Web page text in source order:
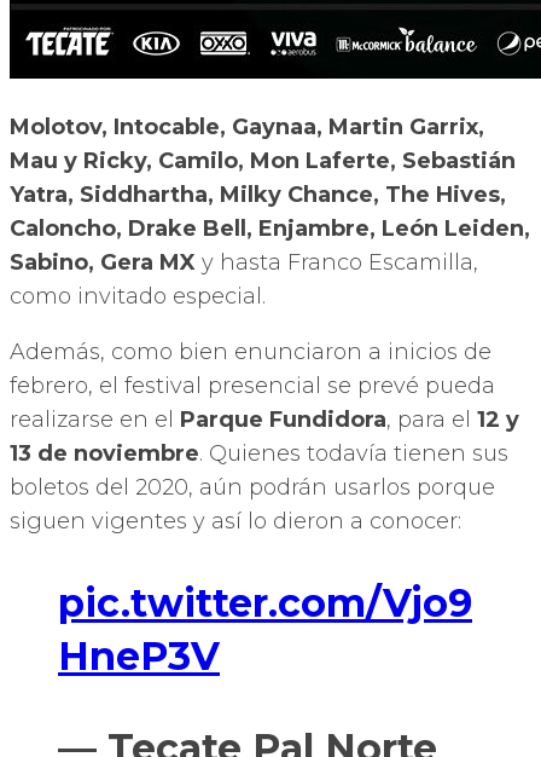
Molotov, Intocable, Gaynaa, Martin Garrix,
Mau y Ricky, Camilo, Mon Laferte, Sebastián
Yatra, Siddhartha, Milky Chance, The Hives,
Caloncho, Drake Bell, Enjambre, León Leiden,
Sabino, Gera MX y hasta Franco Escamilla,
como invitado especial.
Además, como bien enunciaron a inicios de
febrero, el festival presencial se prevé pueda
realizarse en el Parque Fundidora, para el 12 y
13 de noviembre. Quienes todavía tienen sus
boletos del 2020, aún podrán usarlos porque
siguen vigentes y así lo dieron a conocer:
pic.twitter.com/Vjo9
HneP3V
— Tecate Pal Norte